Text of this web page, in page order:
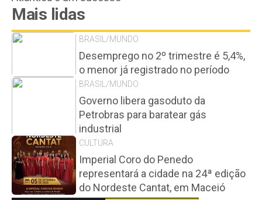
Mais lidas
BRASIL/MUNDO
Desemprego no 2º trimestre é 5,4%,
o menor já registrado no período
BRASIL/MUNDO
Governo libera gasoduto da
Petrobras para baratear gás
industrial
CULTURA
Imperial Coro do Penedo
representará a cidade na 24ª edição
do Nordeste Cantat, em Maceió